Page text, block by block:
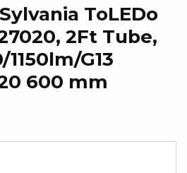
ToLEDo
2Ft Tube,
1150lm/G13
600 mm